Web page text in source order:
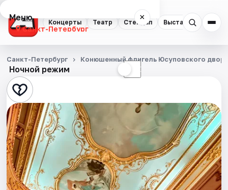
Концерты Театр Стендап Выставки
Меню ×
Санкт-Петербург
Концерты
Театр
Стендап
Выставки
Квесты
Экскурсии
Ночной режим ☾
Санкт-Петербург Конюшенный флигель Юсуповского